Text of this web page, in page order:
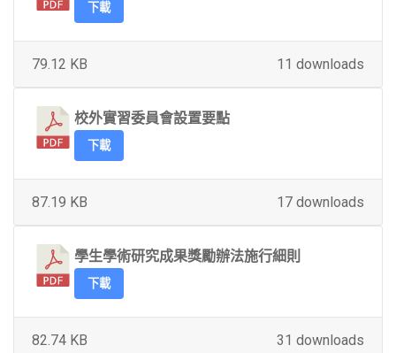
下載
11 downloads
79.12 KB
校外實習委員會設置要點
下載
17 downloads
87.19 KB
學生學術研究成果獎勵辦法施行細則
下載
31 downloads
82.74 KB